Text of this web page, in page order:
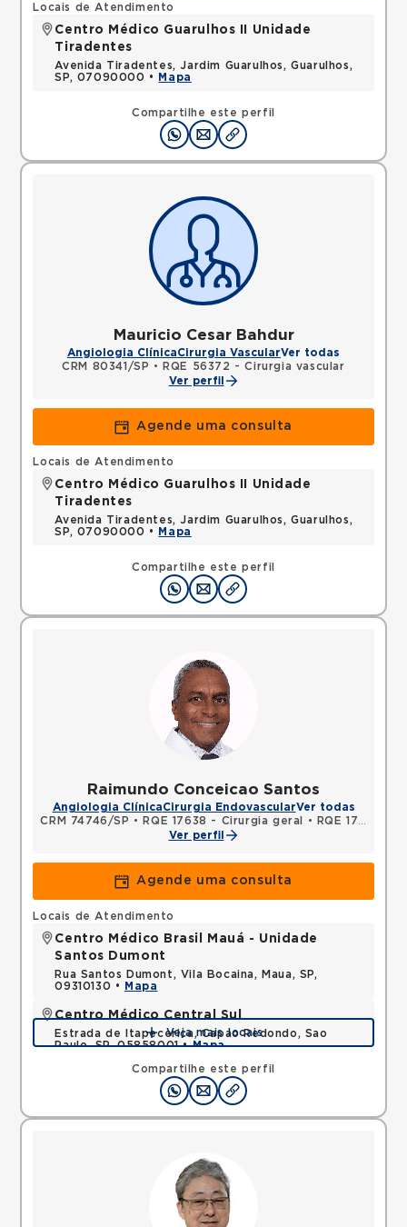
Compartilhe este perfil
Locais de Atendimento
Centro Médico Guarulhos II Unidade
Tiradentes
Avenida Tiradentes, Jardim Guarulhos, Guarulhos,
SP, 07090000 •
Mapa
Mauricio Cesar Bahdur
Angiologia ClínicaCirurgia VascularVer todas
CRM 80341/SP •
RQE 56372 - Cirurgia vascular
Ver perfil
Agende uma consulta
Compartilhe este perfil
Locais de Atendimento
Centro Médico Guarulhos II Unidade
Tiradentes
Avenida Tiradentes, Jardim Guarulhos, Guarulhos,
SP, 07090000 •
Mapa
Raimundo Conceicao Santos
Angiologia ClínicaCirurgia EndovascularVer todas
CRM 74746/SP • RQE 17638 - Cirurgia geral •
RQE 17700 - Angiologia
Ver perfil
Agende uma consulta
Compartilhe este perfil
Locais de Atendimento
Centro Médico Brasil Mauá - Unidade
Santos Dumont
Rua Santos Dumont, Vila Bocaina, Maua, SP,
09310130 •
Mapa
Centro Médico Central Sul
Estrada de Itapecerica, Capao Redondo, Sao
Paulo, SP, 05858001 •Mapa
Veja mais locais